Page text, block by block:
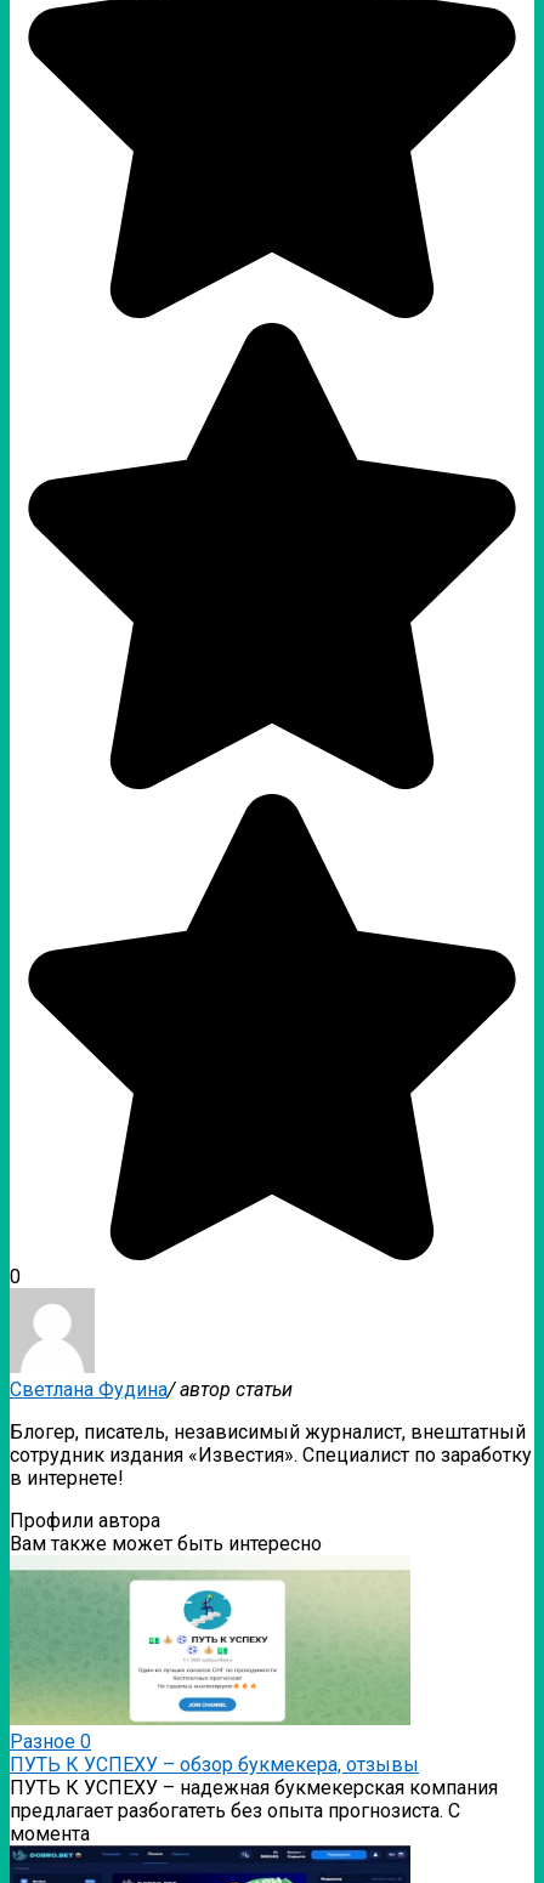
0
Светлана Фудина/ автор статьи
Блогер, писатель, независимый журналист, внештатный
сотрудник издания «Известия». Специалист по заработку
в интернете!
Профили автора
Вам также может быть интересно
Разное 0
ПУТЬ К УСПЕХУ – обзор букмекера, отзывы
ПУТЬ К УСПЕХУ – надежная букмекерская компания
предлагает разбогатеть без опыта прогнозиста. С
момента